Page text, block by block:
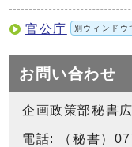
官公庁 別ウィンドウ
お問い合わせ
企画政策部秘書
電話: （秘書）